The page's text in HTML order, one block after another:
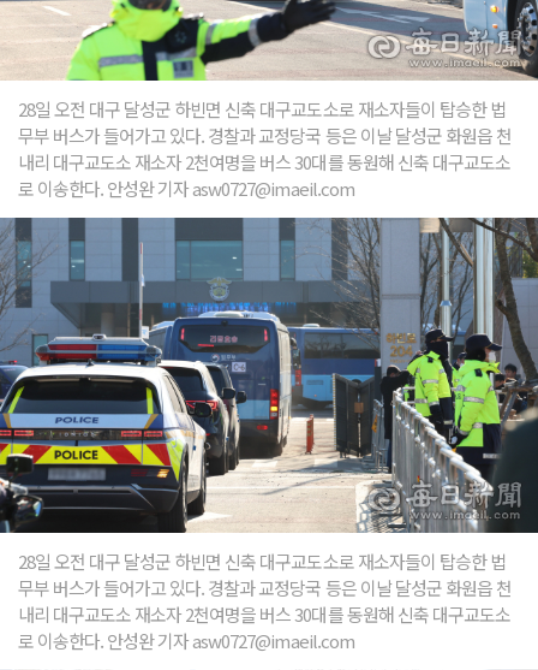
28일 오전 대구 달성군 하빈면 신축 대구교도소로 재소자들이 탑승한 법
무부 버스가 들어가고 있다. 경찰과 교정당국 등은 이날 달성군 화원읍 천
내리 대구교도소 재소자 2천여명을 버스 30대를 동원해 신축 대구교도소
로 이송한다. 안성완 기자 asw0727@imaeil.com
28일 오전 대구 달성군 하빈면 신축 대구교도소로 재소자들이 탑승한 법
무부 버스가 들어가고 있다. 경찰과 교정당국 등은 이날 달성군 화원읍 천
내리 대구교도소 재소자 2천여명을 버스 30대를 동원해 신축 대구교도소
로 이송한다. 안성완 기자 asw0727@imaeil.com